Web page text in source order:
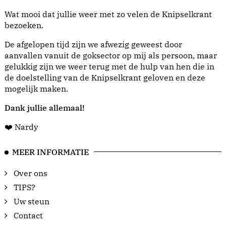
Wat mooi dat jullie weer met zo velen de Knipselkrant
bezoeken.
De afgelopen tijd zijn we afwezig geweest door
aanvallen vanuit de goksector op mij als persoon, maar
gelukkig zijn we weer terug met de hulp van hen die in
de doelstelling van de Knipselkrant geloven en deze
mogelijk maken.
Dank jullie allemaal!
❤️ Nardy
MEER INFORMATIE
Over ons
TIPS?
Uw steun
Contact